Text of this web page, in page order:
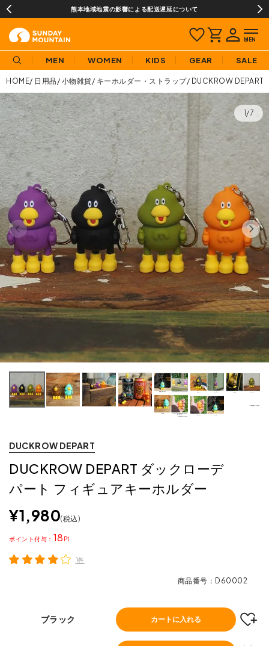
熊本地域地震の影響による配送遅延について
MEN WOMEN KIDS GEAR SALE
HOME 日用品 小物雑貨 キーホルダー・ストラップ DUCKROW DEPART
1/7
DUCKROW DEPART
DUCKROW DEPART ダックローデ
パート フィギュアキーホルダー
¥1,980 税込
18
ポイント
1件
商品番号 D60002
ブラック カートに入れる